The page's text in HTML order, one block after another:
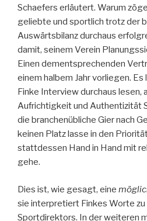
Schaefers erläutert. Warum
geliebte und sportlich trotz der
Auswärtsbilanz durchaus
damit, seinem Verein
Einen dementsprechenden
einem halbem Jahr vorliegen. Es
Finke Interview durchaus lesen,
Aufrichtigkeit und Authentizität
die branchenübliche Gier nach
keinen Platz lasse in den
stattdessen Hand in Hand mit
gehe.
Dies ist, wie gesagt, eine
sie interpretiert Finkes Worte zu
Sportdirektors. In der weiteren